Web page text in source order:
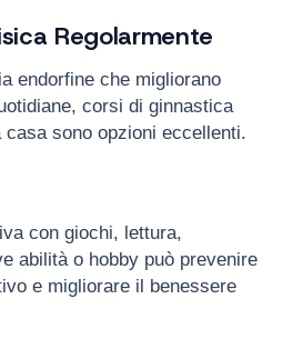
Regolarmente
endorfine che migliorano
corsi di ginnastica
sono opzioni eccellenti.
con giochi, lettura,
abilità o hobby può prevenire
e migliorare il benessere